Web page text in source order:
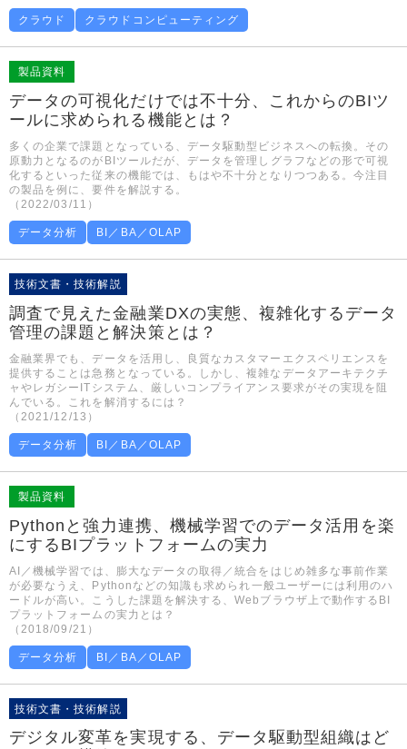
クラウド クラウドコンピューティング
製品資料
データの可視化だけでは不十分、これからのBIツ
ールに求められる機能とは？
多くの企業で課題となっている、データ駆動型ビジネスへの転換。その
原動力となるのがBIツールだが、データを管理しグラフなどの形で可視
化するといった従来の機能では、もはや不十分となりつつある。今注目
の製品を例に、要件を解説する。
（2022/03/11）
データ分析 BI／BA／OLAP
技術文書・技術解説
調査で見えた金融業DXの実態、複雑化するデータ
管理の課題と解決策とは？
金融業界でも、データを活用し、良質なカスタマーエクスペリエンスを
提供することは急務となっている。しかし、複雑なデータアーキテクチ
ャやレガシーITシステム、厳しいコンプライアンス要求がその実現を阻
んでいる。これを解消するには？
（2021/12/13）
データ分析 BI／BA／OLAP
製品資料
Pythonと強力連携、機械学習でのデータ活用を楽
にするBIプラットフォームの実力
AI／機械学習では、膨大なデータの取得／統合をはじめ雑多な事前作業
が必要なうえ、Pythonなどの知識も求められ一般ユーザーには利用のハ
ードルが高い。こうした課題を解決する、Webブラウザ上で動作するBI
プラットフォームの実力とは？
（2018/09/21）
データ分析 BI／BA／OLAP
技術文書・技術解説
デジタル変革を実現する、データ駆動型組織はど